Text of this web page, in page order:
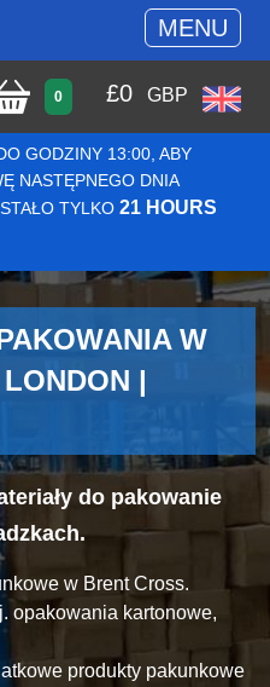
MENU
0 £0 GBP
GODZINY 13:00, ABY
NASTĘPNEGO DNIA
TYLKO 21 HOURS
W
|
do pakowanie
w Brent Cross.
opakowania kartonowe,
produkty pakunkowe